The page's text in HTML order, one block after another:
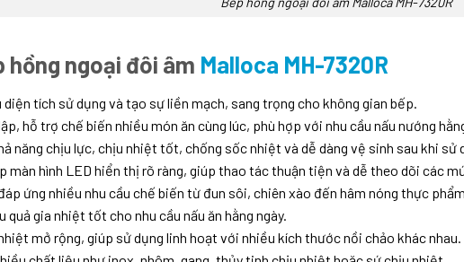
hồng ngoại đôi âm Malloca MH-7320R
tích sử dụng và tạo sự liền mạch, sang trọng cho không gian bếp.
hỗ trợ chế biến nhiều món ăn cùng lúc, phù hợp với nhu cầu nấu nướng
năng chịu lực, chịu nhiệt tốt, chống sốc nhiệt và dễ dàng vệ sinh sau khi sử
hình LED hiển thị rõ ràng, giúp thao tác thuận tiện và dễ theo dõi các
ứng nhiều nhu cầu chế biến từ đun sôi, chiên xào đến hâm nóng thực
gia nhiệt tốt cho nhu cầu nấu ăn hằng ngày.
mở rộng, giúp sử dụng linh hoạt với nhiều kích thước nồi chảo khác nhau.